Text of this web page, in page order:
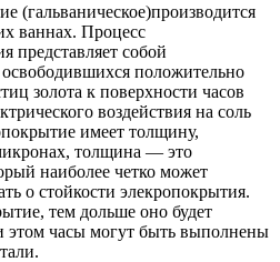
(гальваническое)производится
ваннах. Процесс
представляет собой
положительно
золота к поверхности часов
воздействия на соль
имеет толщину,
толщина — это
наиболее четко может
о стойкости элекропокрытия.
тем дольше оно будет
этом часы могут быть выполнены